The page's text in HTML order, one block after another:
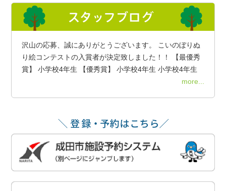
沢山の応募、誠にありがとうございます。 こいのぼりぬ
り絵コンテストの入賞者が決定致しました！！ 【最優秀
賞】 小学校4年生 【優秀賞】 小学校4年生 小学校4年生
more...